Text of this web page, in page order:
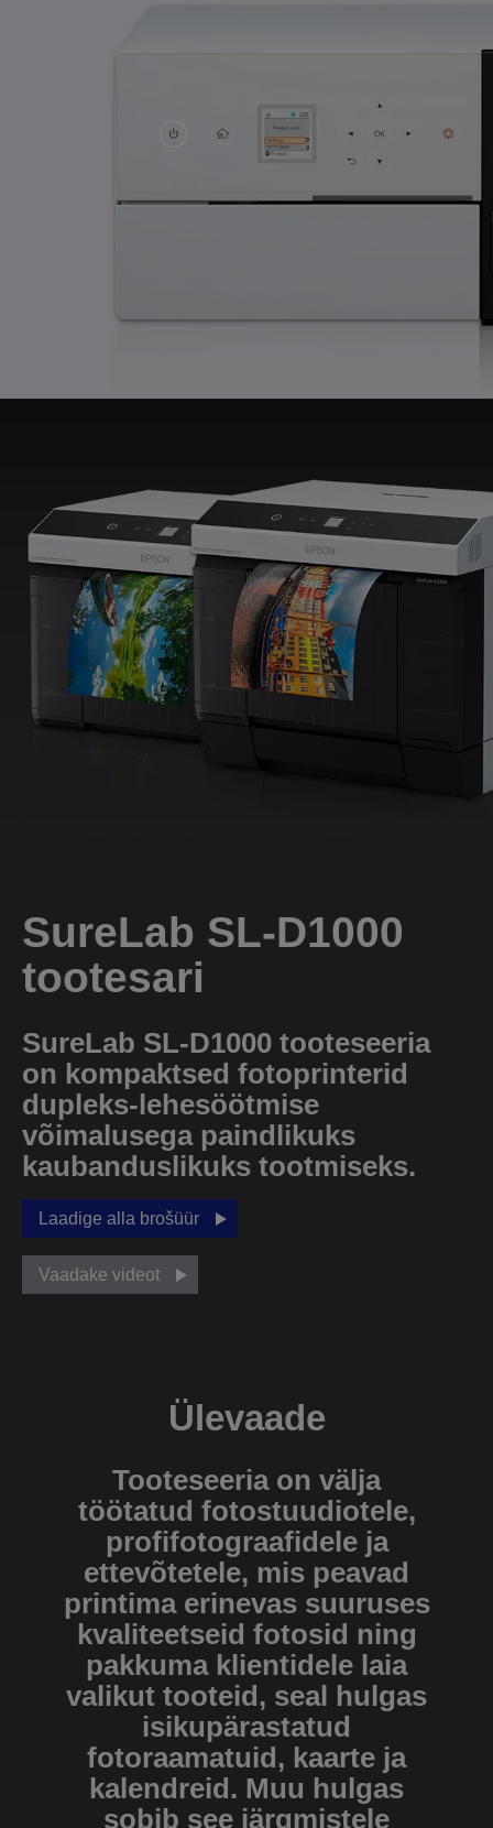
SureLab SL-D1000
tootesari
SureLab SL-D1000 tooteseeria
on kompaktsed fotoprinterid
dupleks-lehesöötmise
võimalusega paindlikuks
kaubanduslikuks tootmiseks.
Laadige alla brošüür
Vaadake videot
Ülevaade
Tooteseeria on välja
töötatud fotostuudiotele,
profifotograafidele ja
ettevõtetele, mis peavad
printima erinevas suuruses
kvaliteetseid fotosid ning
pakkuma klientidele laia
valikut tooteid, seal hulgas
isikupärastatud
fotoraamatuid, kaarte ja
kalendreid. Muu hulgas
sobib see järgmistele